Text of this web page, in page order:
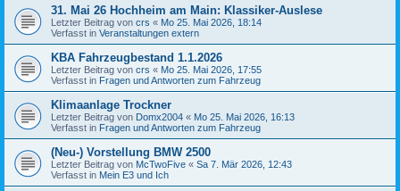
31. Mai 26 Hochheim am Main: Klassiker-Auslese
Letzter Beitrag von crs « Mo 25. Mai 2026, 18:14
Verfasst in Veranstaltungen extern
KBA Fahrzeugbestand 1.1.2026
Letzter Beitrag von crs « Mo 25. Mai 2026, 17:55
Verfasst in Fragen und Antworten zum Fahrzeug
Klimaanlage Trockner
Letzter Beitrag von Domx2004 « Mo 25. Mai 2026, 16:13
Verfasst in Fragen und Antworten zum Fahrzeug
(Neu-) Vorstellung BMW 2500
Letzter Beitrag von McTwoFive « Sa 7. Mär 2026, 12:43
Verfasst in Mein E3 und Ich